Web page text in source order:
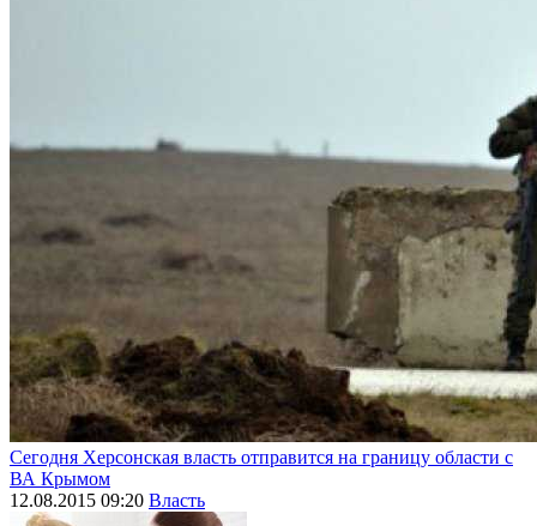
Сегодня Херсонская власть отправится на границу области с
ВА Крымом
12.08.2015 09:20 Власть